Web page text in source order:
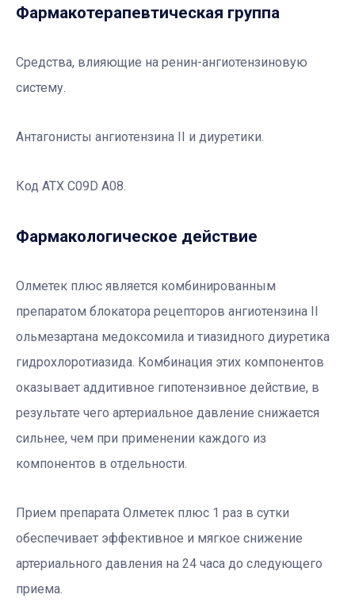
Фармакотерапевтичеcкая группа
Средства, влияющие на ренин-ангиотензиновую
систему.
Антагонисты ангиотензина II и диуретики.
Код АТХ C09D A08.
Фармакологическое действие
Олметек плюс является комбинированным
препаратом блокатора рецепторов ангиотензина II
ольмезартана медоксомила и тиазидного диуретика
гидрохлоротиазида. Комбинация этих компонентов
оказывает аддитивное гипотензивное действие, в
результате чего артериальное давление снижается
сильнее, чем при применении каждого из
компонентов в отдельности.
Прием препарата Олметек плюс 1 раз в сутки
обеспечивает эффективное и мягкое снижение
артериального давления на 24 часа до следующего
приема.